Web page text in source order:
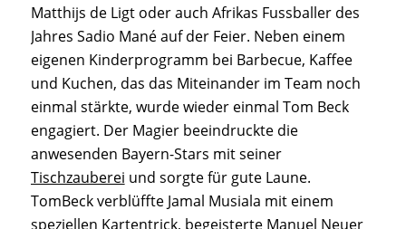
Matthijs de Ligt oder auch Afrikas Fussballer des
Jahres Sadio Mané auf der Feier. Neben einem
eigenen Kinderprogramm bei Barbecue, Kaffee
und Kuchen, das das Miteinander im Team noch
einmal stärkte, wurde wieder einmal Tom Beck
engagiert. Der Magier beeindruckte die
anwesenden Bayern-Stars mit seiner
Tischzauberei und sorgte für gute Laune.
TomBeck verblüffte Jamal Musiala mit einem
speziellen Kartentrick, begeisterte Manuel Neuer